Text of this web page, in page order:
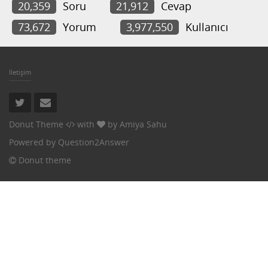
20,359 Soru 21,912
Cevap
73,672
Yorum 3,977,550 Kullanıcı
İletişim
Donut Theme with by Amiya Sahu
Powered by Question2Answer
Donut theme